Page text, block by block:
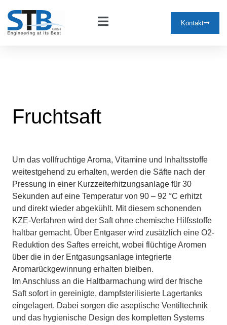
Kontakt
Fruchtsaft
Um das vollfruchtige Aroma, Vitamine und Inhaltsstoffe
weitestgehend zu erhalten, werden die Säfte nach der
Pressung in einer Kurzzeiterhitzungsanlage für 30
Sekunden auf eine Temperatur von 90 – 92 °C erhitzt
und direkt wieder abgekühlt. Mit diesem schonenden
KZE-Verfahren wird der Saft ohne chemische Hilfsstoffe
haltbar gemacht. Über Entgaser wird zusätzlich eine O2-
Reduktion des Saftes erreicht, wobei flüchtige Aromen
über die in der Entgasungsanlage integrierte
Aromarückgewinnung erhalten bleiben.
Im Anschluss an die Haltbarmachung wird der frische
Saft sofort in gereinigte, dampfsterilisierte Lagertanks
eingelagert. Dabei sorgen die aseptische Ventiltechnik
und das hygienische Design des kompletten Systems